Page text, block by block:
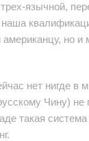
язычной,
американцу, но
нет нигде в
Чину) не
такая